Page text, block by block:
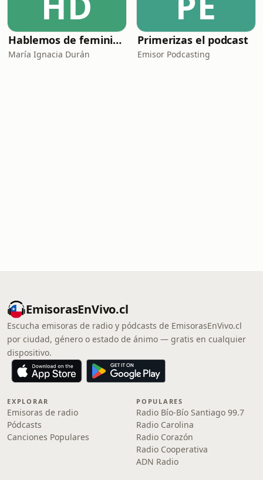
Hablemos de feminismo
María Ignacia Durán
Primerizas el podcast
Emisor Podcasting
EmisorasEnVivo.cl
Escucha emisoras de radio y pódcasts de EmisorasEnVivo.cl
por ciudad, género o estado de ánimo — gratis en cualquier
dispositivo.
EXPLORAR
Emisoras de radio
Pódcasts
Canciones Populares
POPULARES
Radio Bío-Bío Santiago 99.7
Radio Carolina
Radio Corazón
Radio Cooperativa
ADN Radio